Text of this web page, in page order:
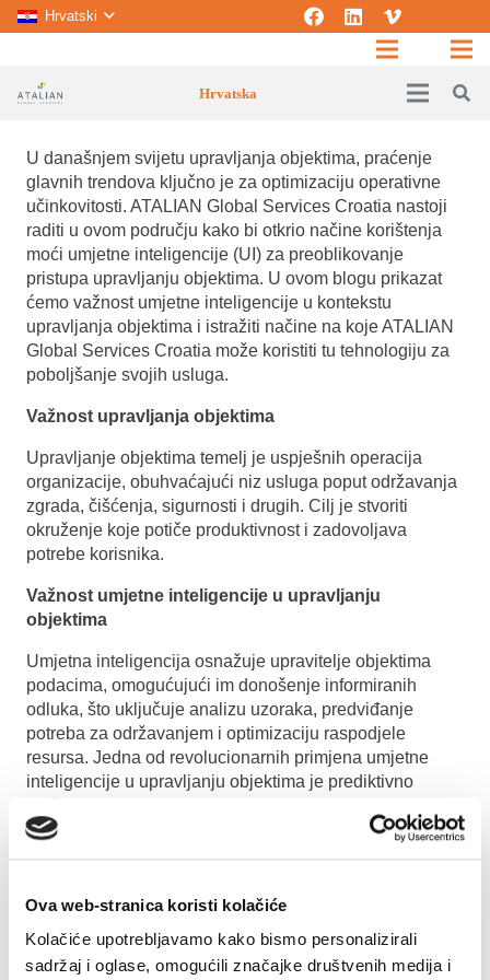
Ova web-stranica koristi kolačiće
Kolačiće upotrebljavamo kako bismo personalizirali
sadržaj i oglase, omogućili značajke društvenih medija i
Hrvatski
Hrvatska
U današnjem svijetu upravljanja objektima, praćenje
glavnih trendova ključno je za optimizaciju operativne
učinkovitosti. ATALIAN Global Services Croatia nastoji
raditi u ovom području kako bi otkrio načine korištenja
moći umjetne inteligencije (UI) za preoblikovanje
pristupa upravljanju objektima. U ovom blogu prikazat
ćemo važnost umjetne inteligencije u kontekstu
upravljanja objektima i istražiti načine na koje ATALIAN
Global Services Croatia može koristiti tu tehnologiju za
poboljšanje svojih usluga.
Važnost upravljanja objektima
Upravljanje objektima temelj je uspješnih operacija
organizacije, obuhvaćajući niz usluga poput održavanja
zgrada, čišćenja, sigurnosti i drugih. Cilj je stvoriti
okruženje koje potiče produktivnost i zadovoljava
potrebe korisnika.
Važnost umjetne inteligencije u upravljanju
objektima
Umjetna inteligencija osnažuje upravitelje objektima
podacima, omogućujući im donošenje informiranih
odluka, što uključuje analizu uzoraka, predviđanje
potreba za održavanjem i optimizaciju raspodjele
resursa. Jedna od revolucionarnih primjena umjetne
inteligencije u upravljanju objektima je prediktivno
performansama, UI može predviđati kvarove opreme,
potrošnje energije unutar objekata. Pametni sustavi
grijanje i hlađenje na temelju stvarnih potreba, što
dovodi do značajne uštede energije.